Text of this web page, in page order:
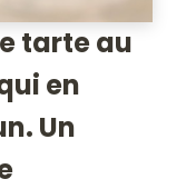
tarte au
en
Un